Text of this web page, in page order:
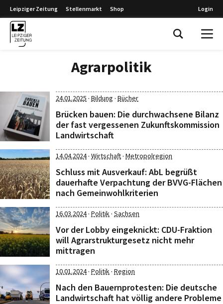
Leipziger Zeitung Stellenmarkt Shop Login
Agrarpolitik
24.01.2025 · Bildung · Bücher
Brücken bauen: Die durchwachsene Bilanz
der fast vergessenen Zukunftskommission
Landwirtschaft
14.04.2024· Wirtschaft· Metropolregion
Schluss mit Ausverkauf: AbL begrüßt
dauerhafte Verpachtung der BVVG-Flächen
nach Gemeinwohlkriterien
16.03.2024· Politik· Sachsen
Vor der Lobby eingeknickt: CDU-Fraktion
will Agrarstrukturgesetz nicht mehr
mittragen
10.01.2024· Politik· Region
Nach den Bauernprotesten: Die deutsche
Landwirtschaft hat völlig andere Probleme